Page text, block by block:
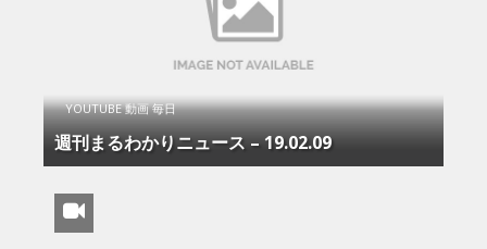
YOUTUBE 動画 毎日
週刊まるわかりニュース – 19.02.09